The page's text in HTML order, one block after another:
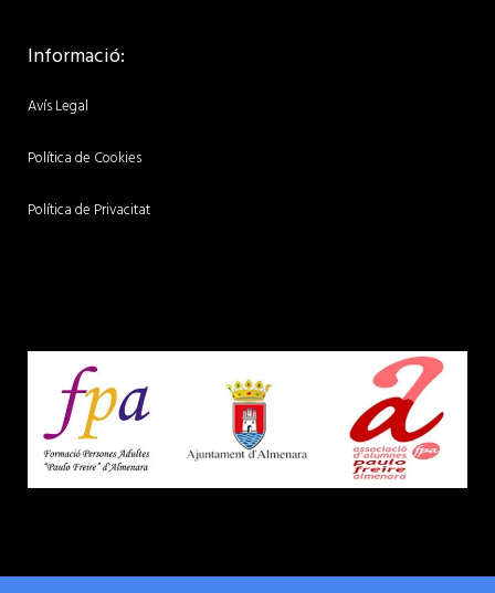
Informació:
Avís Legal
Política de Cookies
Política de Privacitat